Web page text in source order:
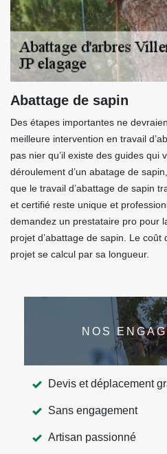
Abattage de sapin
Des étapes importantes ne
meilleure intervention en travail
pas nier qu’il existe des guides qui
déroulement d’un abatage de
que le travail d’abattage de sapin
et certifié reste unique et
demandez un prestataire pro pour
projet d’abattage de sapin. Le
projet se calcul par sa longueur.
NOS
Devis et déplacement
Sans engagement
Artisan passionné